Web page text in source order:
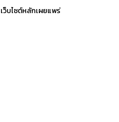
เว็บไซต์หลักเผยแพร่